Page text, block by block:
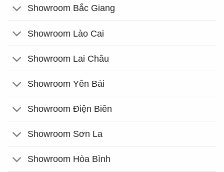
Showroom Bắc Giang
Showroom Lào Cai
Showroom Lai Châu
Showroom Yên Bái
Showroom Điện Biên
Showroom Sơn La
Showroom Hòa Bình